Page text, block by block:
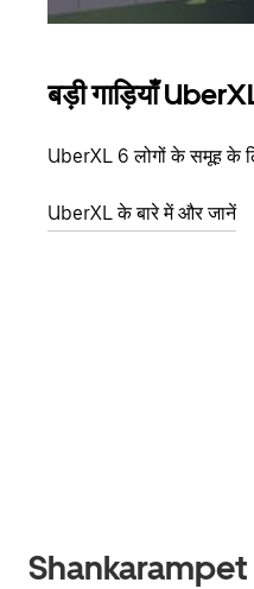
बड़ी गाड़ियाँ
UberXL 6 लोगों के समूह के
UberXL के बारे में और जानें
Shankarampet